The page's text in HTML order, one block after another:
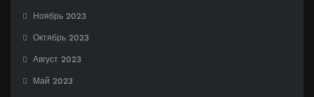
Ноябрь 2023
Октябрь 2023
Август 2023
Май 2023